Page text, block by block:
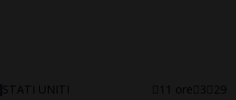
STATI UNITI 11 ore 3 29